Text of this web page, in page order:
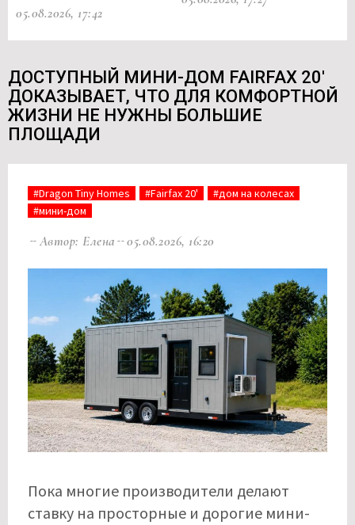
05.08.2026, 17:42
ДОСТУПНЫЙ МИНИ-ДОМ FAIRFAX 20'
ДОКАЗЫВАЕТ, ЧТО ДЛЯ КОМФОРТНОЙ
ЖИЗНИ НЕ НУЖНЫ БОЛЬШИЕ
ПЛОЩАДИ
#Dragon Tiny Homes #Fairfax 20'
#дом на колесах
#мини-дом
Автор: Елена 05.08.2026, 16:20
Пока многие производители делают
ставку на просторные и дорогие мини-